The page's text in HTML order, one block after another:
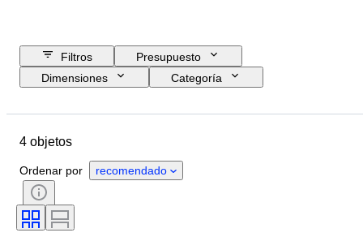
Filtros
Presupuesto
Dimensiones
Categoría
Estado
Fuente de alimentación
Empresa ferroviaria
4 objetos
Ordenar por recomendado